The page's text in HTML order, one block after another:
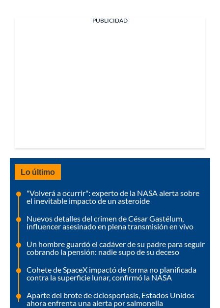
PUBLICIDAD
Lo último
"Volverá a ocurrir": experto de la NASA alerta sobre
el inevitable impacto de un asteroide
Nuevos detalles del crimen de César Gastélum,
influencer asesinado en plena transmisión en vivo
Un hombre guardó el cadáver de su padre para seguir
cobrando la pensión: nadie supo de su deceso
Cohete de SpaceX impactó de forma no planificada
contra la superficie lunar, confirmó la NASA
Aparte del brote de ciclosporiasis, Estados Unidos
ahora enfrenta una alerta por salmonella